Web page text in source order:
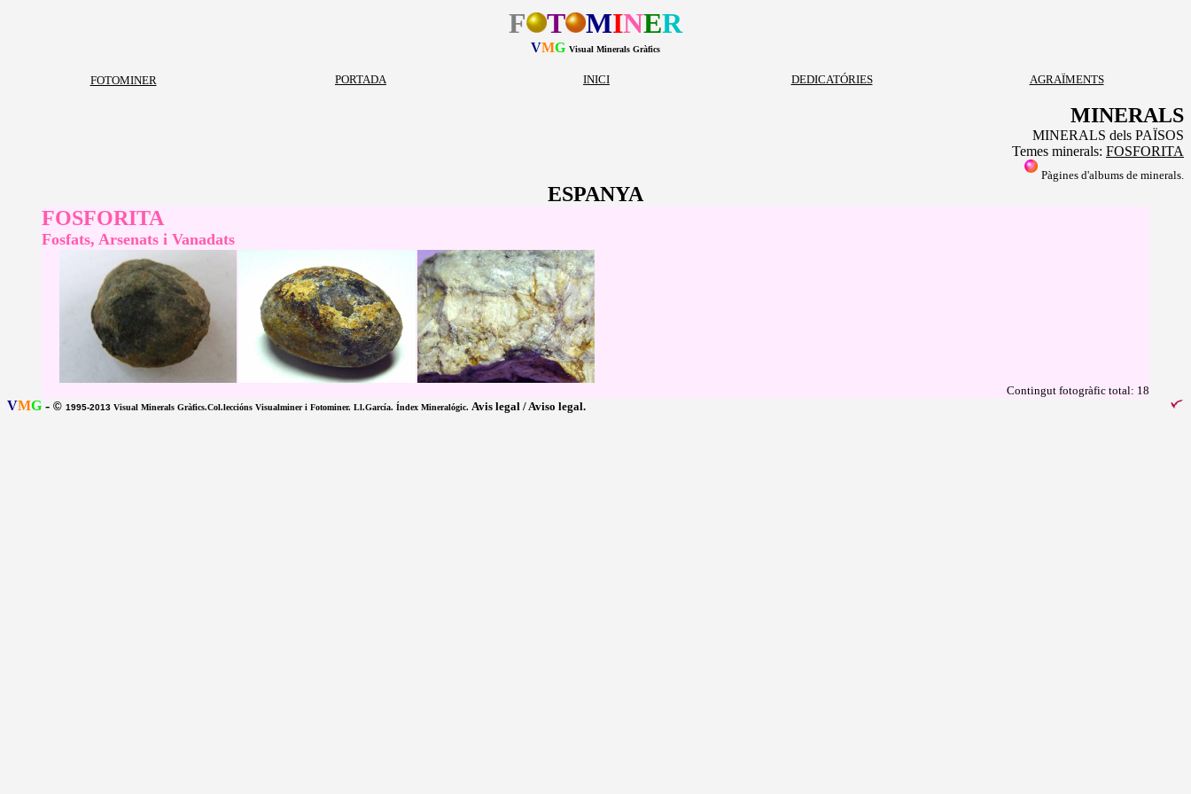
F T MINER
VMG Visual Minerals Gràfics
FOTOMINER PORTADA INICI DEDICATÓRIES AGRAÏMENTS
MINERALS
MINERALS dels PAÏSOS
Temes minerals: FOSFORITA
Pàgines d'albums de minerals.
ESPANYA
FOSFORITA
Fosfats, Arsenats i Vanadats
Contingut fotogràfic total: 18
VMG - © 1995-2013 Visual Minerals Gràfics.Col.leccións Visualminer i Fotominer. Ll.García. Índex Mineralógic. Avis legal / Aviso legal.